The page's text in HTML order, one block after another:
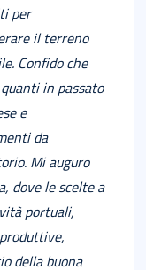
per
il terreno
Confido che
in passato
e
da
Mi auguro
dove le scelte a
portuali,
della buona